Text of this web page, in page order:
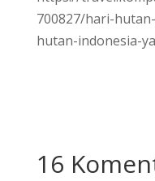
700827/hari-
hutan-indonesia-
16